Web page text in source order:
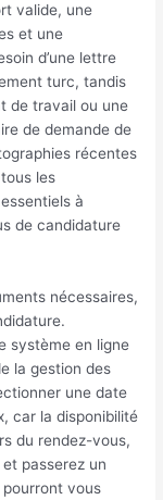
valide, une
et une
d’une lettre
turc, tandis
de travail ou une
de demande de
récentes
les
à
de candidature
nécessaires,
système en ligne
la gestion des
une date
car la disponibilité
du rendez-vous,
passerez un
vous